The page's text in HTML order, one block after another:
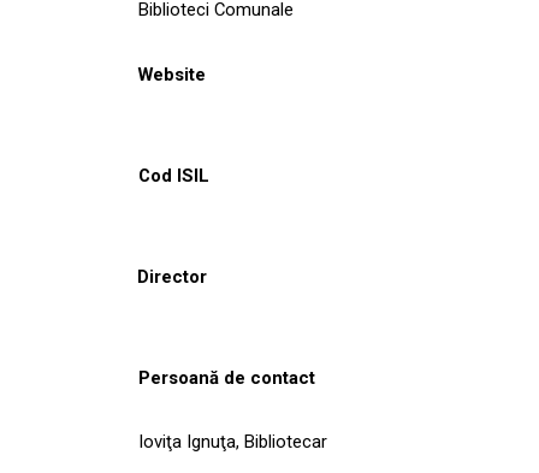
Biblioteci Comunale
Website
Cod ISIL
Director
Persoană de contact
Ioviţa Ignuţa, Bibliotecar